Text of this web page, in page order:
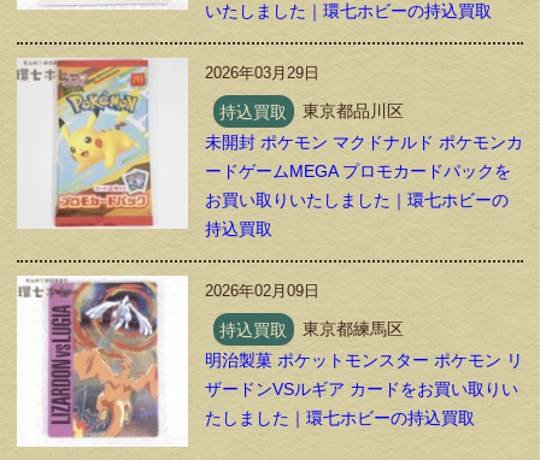
いたしました｜環七ホビーの持込買取
2026年03月29日
持込買取
東京都品川区
未開封 ポケモン マクドナルド ポケモンカ
ードゲームMEGA プロモカードパックを
お買い取りいたしました｜環七ホビーの
持込買取
2026年02月09日
持込買取
東京都練馬区
明治製菓 ポケットモンスター ポケモン リ
ザードンVSルギア カードをお買い取りい
たしました｜環七ホビーの持込買取